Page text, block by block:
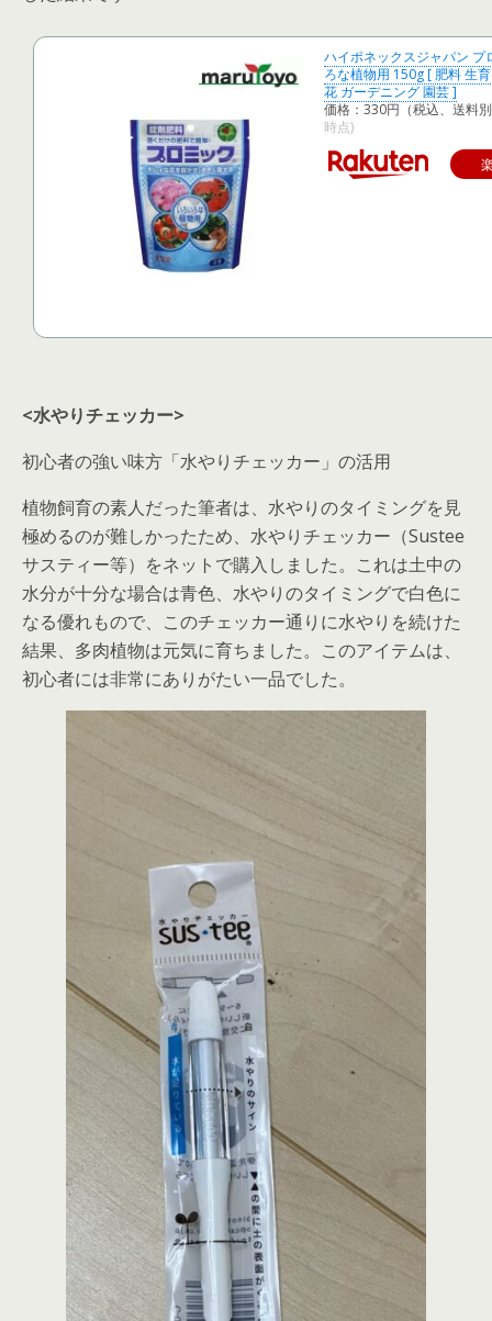
ハイポネックスジャパン プ
ろな植物用 150g [ 肥料 生
花 ガーデニング 園芸 ]
価格：330円（税込、送料
時点)
<水やりチェッカー>
初心者の強い味方「水やりチェッカー」の活用
植物飼育の素人だった筆者は、水やりのタイミングを見
極めるのが難しかったため、水やりチェッカー（Sustee
サスティー等）をネットで購入しました。これは土中の
水分が十分な場合は青色、水やりのタイミングで白色に
なる優れもので、このチェッカー通りに水やりを続けた
結果、多肉植物は元気に育ちました。このアイテムは、
初心者には非常にありがたい一品でした。